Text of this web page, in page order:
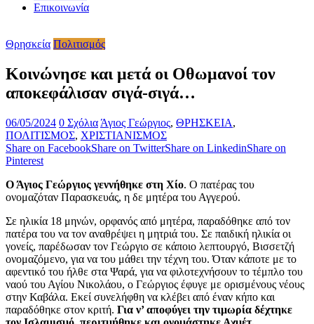
Επικοινωνία
Θρησκεία Πολιτισμός
Κοινώνησε και μετά οι Οθωμανοί τον
αποκεφάλισαν σιγά-σιγά…
06/05/2024 0 Σχόλια Άγιος Γεώργιος, ΘΡΗΣΚΕΙΑ,
ΠΟΛΙΤΙΣΜΟΣ, ΧΡΙΣΤΙΑΝΙΣΜΟΣ
Share on FacebookShare on TwitterShare on LinkedinShare on
Pinterest
Ο Άγιος Γεώργιος γεννήθηκε στη Χίο. Ο πατέρας του
ονομαζόταν Παρασκευάς, η δε μητέρα του Αγγερού.
Σε ηλικία 18 μηνών, ορφανός από μητέρα, παραδόθηκε από τον
πατέρα του να τον αναθρέψει η μητριά του. Σε παιδική ηλικία οι
γονείς, παρέδωσαν τον Γεώργιο σε κάποιο λεπτουργό, Βισσετζή
ονομαζόμενο, για να του μάθει την τέχνη του. Όταν κάποτε με το
αφεντικό του ήλθε στα Ψαρά, για να φιλοτεχνήσουν το τέμπλο του
ναού του Αγίου Νικολάου, ο Γεώργιος έφυγε με ορισμένους νέους
στην Καβάλα. Εκεί συνελήφθη να κλέβει από έναν κήπο και
παραδόθηκε στον κριτή. Για ν’ αποφύγει την τιμωρία δέχτηκε